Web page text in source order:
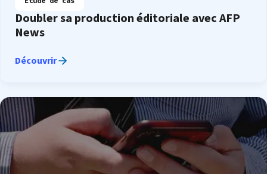
Doubler sa production éditoriale avec AFP
News
Découvrir